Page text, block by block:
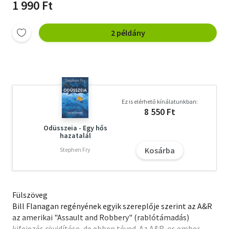
1 990 Ft
2 példány
Odüsszeia - Egy hős
hazatalál
Stephen Fry
Ez is elérhető kínálatunkban:
8 550 Ft
Kosárba
Fülszöveg
Bill Flanagan regényének egyik szereplője szerint az A&R
az amerikai "Assault and Robbery" (rablótámadás)